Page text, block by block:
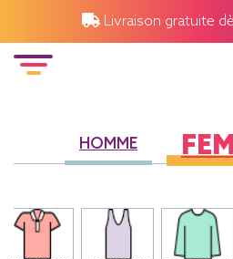
Livraison gratuite
HOMME